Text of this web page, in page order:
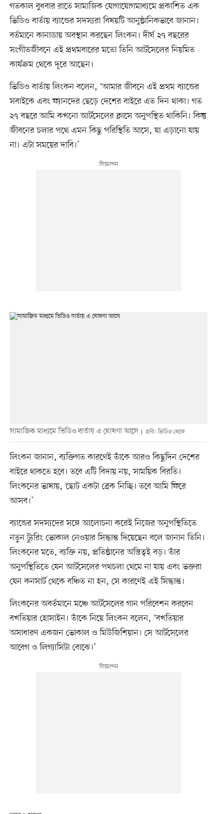
গতকাল বুধবার রাতে সামাজিক যোগাযোগমাধ্যমে প্রকাশিত এক
ভিডিও বার্তায় ব্যান্ডের সদস্যরা বিষয়টি আনুষ্ঠানিকভাবে জানান।
বর্তমানে কানাডায় অবস্থান করছেন লিংকন। দীর্ঘ ২৭ বছরের
সংগীতজীবনে এই প্রথমবারের মতো তিনি আর্টসেলের নিয়মিত
কার্যক্রম থেকে দূরে আছেন।
ভিডিও বার্তায় লিংকন বলেন, ‘আমার জীবনে এই প্রথম ব্যান্ডের
সবাইকে এবং ফ্যানদের ছেড়ে দেশের বাইরে এত দিন থাকা। গত
২৭ বছরে আমি কখনো আর্টসেলের ক্লাসে অনুপস্থিত থাকিনি। কিন্তু
জীবনের চলার পথে এমন কিছু পরিস্থিতি আসে, যা এড়ানো যায়
না। এটা সময়ের দাবি।’
সামাজিক মাধ্যমে ভিডিও বার্তায় এ ঘোষণা আসে ছবি: ভিডিও থেকে
লিংকন জানান, ব্যক্তিগত কারণেই তাঁকে আরও কিছুদিন দেশের
বাইরে থাকতে হবে। তবে এটি বিদায় নয়, সাময়িক বিরতি।
লিংকনের ভাষায়, ‘ছোট একটা ব্রেক নিচ্ছি। তবে আমি ফিরে
আসব।’
ব্যান্ডের সদস্যদের সঙ্গে আলোচনা করেই নিজের অনুপস্থিতিতে
নতুন ট্যুরিং ভোকাল নেওয়ার সিদ্ধান্ত দিয়েছেন বলে জানান তিনি।
লিংকনের মতে, ব্যক্তি নয়, প্রতিষ্ঠানের অস্তিত্বই বড়। তাঁর
অনুপস্থিতিতে যেন আর্টসেলের পথচলা থেমে না যায় এবং ভক্তরা
যেন কনসার্ট থেকে বঞ্চিত না হন, সে কারণেই এই সিদ্ধান্ত।
লিংকনের অবর্তমানে মঞ্চে আর্টসেলের গান পরিবেশন করবেন
বখতিয়ার হোসাইন। তাঁকে নিয়ে লিংকন বলেন, ‘বখতিয়ার
অসাধারণ একজন ভোকাল ও মিউজিশিয়ান। সে আর্টসেলের
আবেগ ও লিগ্যাসিটা বোঝে।’